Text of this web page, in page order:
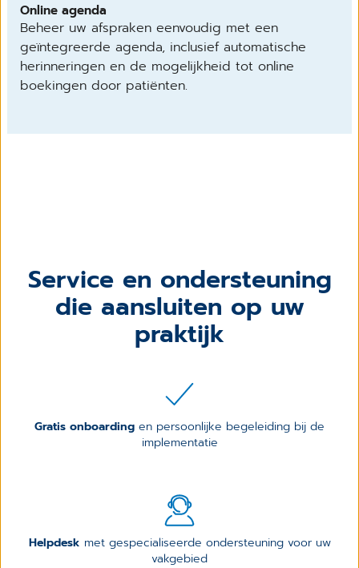
Online agenda
Beheer uw afspraken eenvoudig met een
geïntegreerde agenda, inclusief automatische
herinneringen en de mogelijkheid tot online
boekingen door patiënten.
Service en ondersteuning
die aansluiten op uw
praktijk
Gratis onboarding en persoonlijke begeleiding bij de
implementatie
Helpdesk met gespecialiseerde ondersteuning voor uw
vakgebied